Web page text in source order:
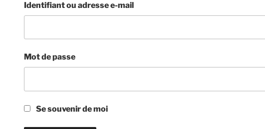
Identifiant ou adresse e-mail
Mot de passe
Se souvenir de moi